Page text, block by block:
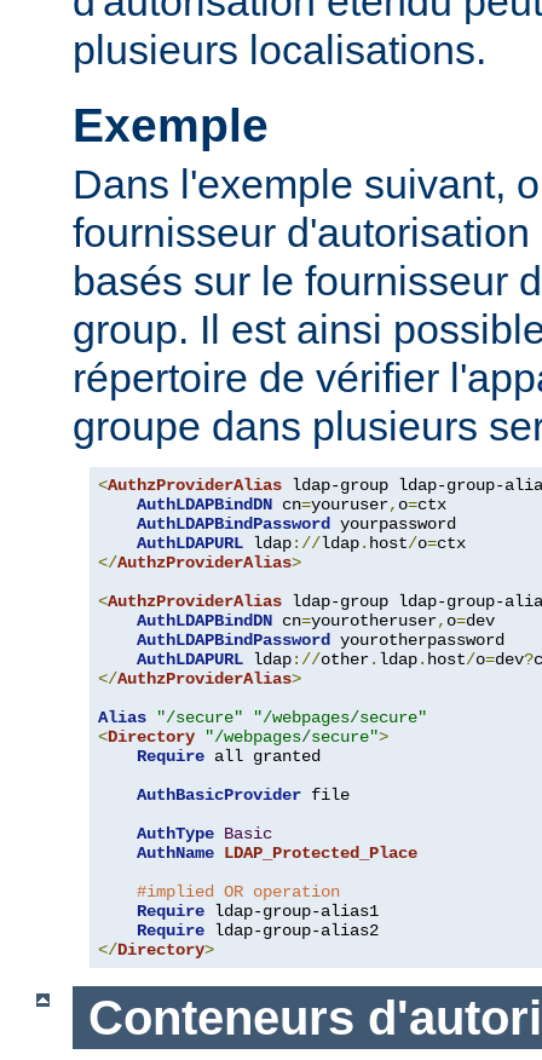
plusieurs localisations.
Exemple
Dans l'exemple suivant,
fournisseur
basés sur le fournisseur
group. Il est ainsi
répertoire de vérifier
groupe dans plusieurs
<AuthzProviderAlias ldap-group ldap-group-
AuthLDAPBindDN cn=youruser, o=ctx
AuthLDAPBindPassword
yourpassword
AuthLDAPURL ldap://ldap. host/o=
</AuthzProviderAlias>
<AuthzProviderAlias ldap-group ldap-group-
AuthLDAPBindDN cn=yourotheruser, o=dev
AuthLDAPBindPassword
yourotherpassword
AuthLDAPURL ldap://other. ldap. host/o=dev?
</AuthzProviderAlias>
Alias
"/secure"
"/webpages/secure"
<Directory "/webpages/secure">
Require all granted
AuthBasicProvider file
AuthType Basic
AuthName LDAP_Protected_Place
#implied OR operation
Require ldap-group-alias1
Require
</Directory>
Conteneurs